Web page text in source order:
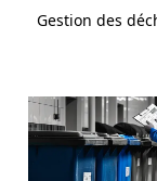
Gestion des